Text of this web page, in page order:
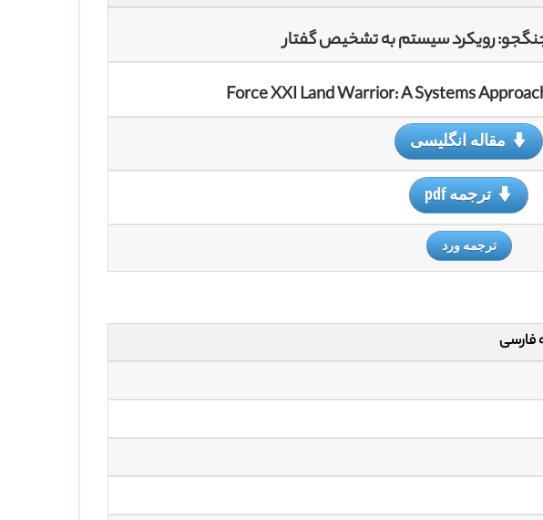
Force XXI Land Warrior: A Systems
مقاله انگلیسی
ترجمه pdf
ترجمه ورد
فارسی